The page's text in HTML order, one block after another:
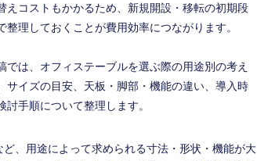
えコストもかかるため、新規開設・移転の初期段
整理しておくことが費用効率につながります。
では、オフィステーブルを選ぶ際の用途別の考え
サイズの目安、天板・脚部・機能の違い、導入時
討手順について整理します。
、用途によって求められる寸法・形状・機能が大